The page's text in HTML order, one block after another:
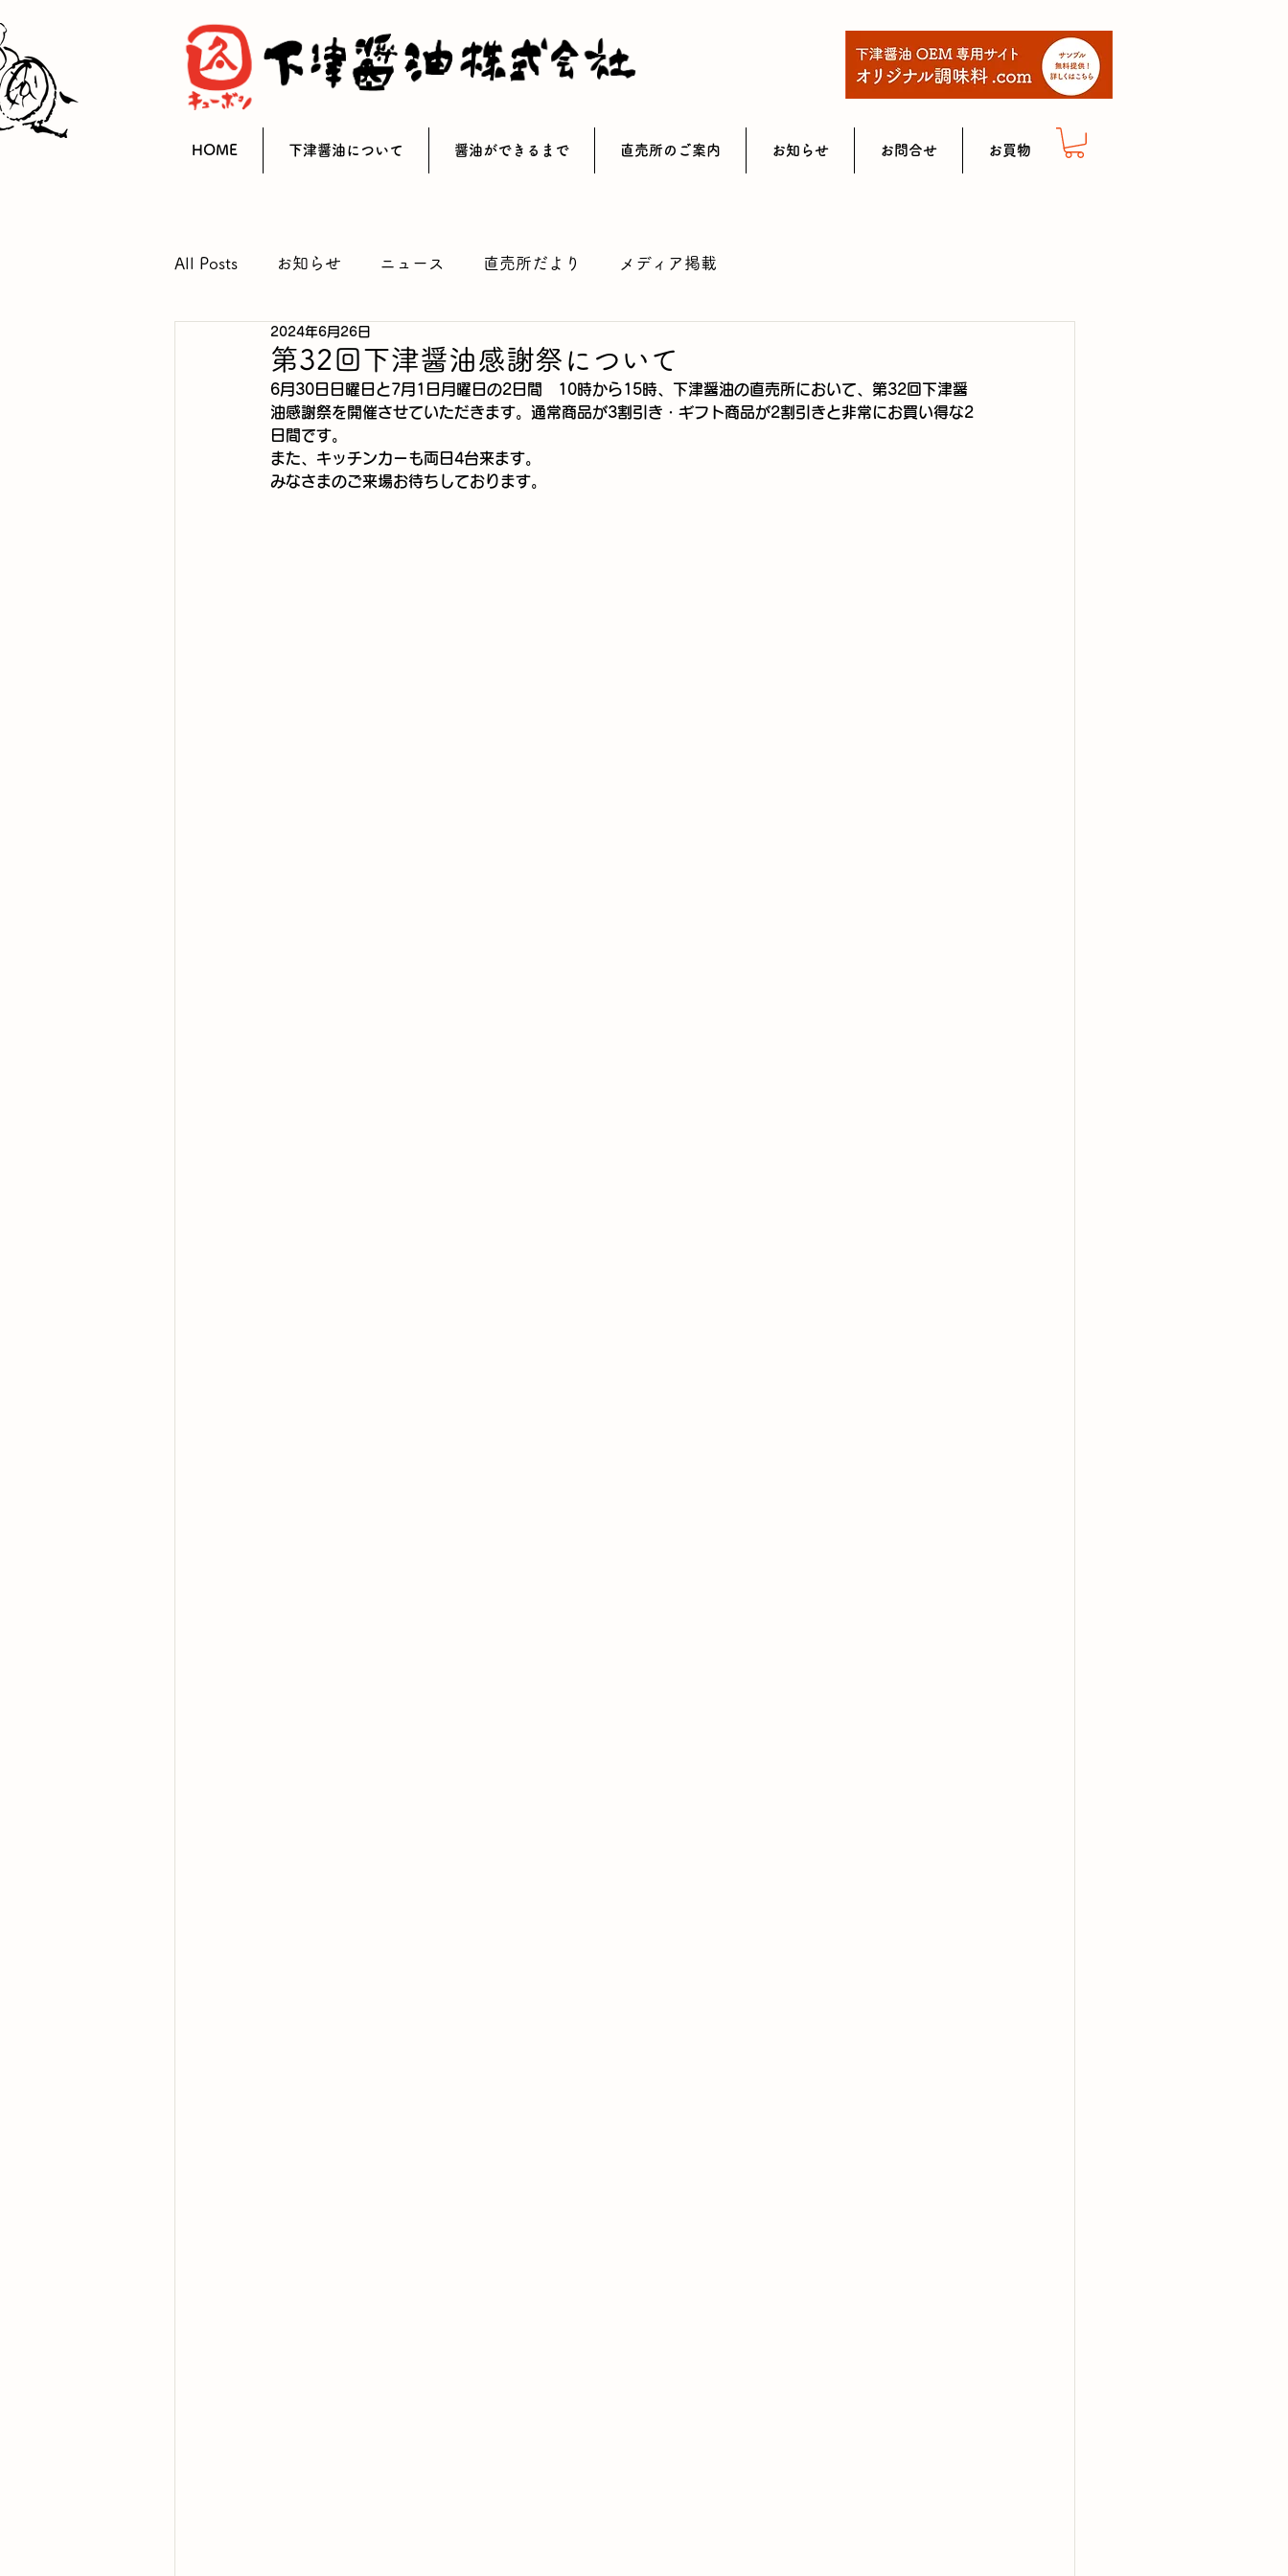
HOME 下津醤油について 醤油ができるまで 直売所のご案内 お知らせ お問合せ お買物
All Posts お知らせ ニュース 直売所だより メディア掲載
第32回下津醤油感謝祭について
2024年6月26日
6月30日日曜日と7月1日月曜日の2日間　10時から15時、下津醤油の直売所において、第32回下津醤
油感謝祭を開催させていただきます。通常商品が3割引き・ギフト商品が2割引きと非常にお買い得な2
日間です。
また、キッチンカーも両日4台来ます。
みなさまのご来場お待ちしております。